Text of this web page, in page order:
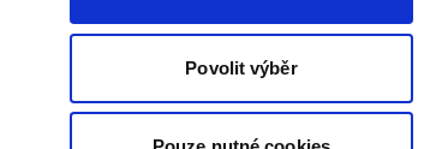
Povolit výběr